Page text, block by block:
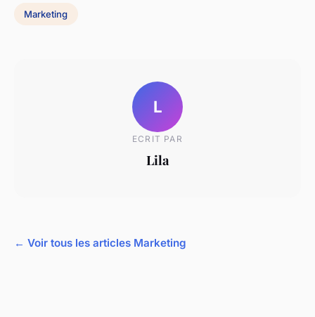
Marketing
L
ECRIT PAR
Lila
← Voir tous les articles Marketing